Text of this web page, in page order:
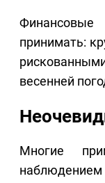
принимать:
весенней
Многие
наблюдением